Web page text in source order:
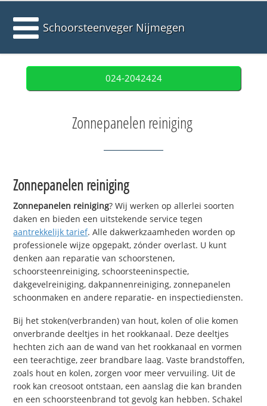
Schoorsteenveger Nijmegen
024-2042424
Zonnepanelen reiniging
Zonnepanelen reiniging
Zonnepanelen reiniging? Wij werken op allerlei soorten
daken en bieden een uitstekende service tegen
aantrekkelijk tarief. Alle dakwerkzaamheden worden op
professionele wijze opgepakt, zónder overlast. U kunt
denken aan reparatie van schoorstenen,
schoorsteenreiniging, schoorsteeninspectie,
dakgevelreiniging, dakpannenreiniging, zonnepanelen
schoonmaken en andere reparatie- en inspectiediensten.
Bij het stoken(verbranden) van hout, kolen of olie komen
onverbrande deeltjes in het rookkanaal. Deze deeltjes
hechten zich aan de wand van het rookkanaal en vormen
een teerachtige, zeer brandbare laag. Vaste brandstoffen,
zoals hout en kolen, zorgen voor meer vervuiling. Uit de
rook kan creosoot ontstaan, een aanslag die kan branden
en een schoorsteenbrand tot gevolg kan hebben. Schakel